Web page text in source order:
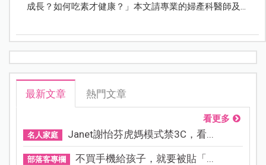
成長？如何吃素才健康？」本文請專業的婦產科醫師及
最新文章 熱門文章
看更多
名人家庭 Janet謝怡芬虎媽模式禁3C，看...
部落客專欄 不買手機給孩子，就要被貼「...